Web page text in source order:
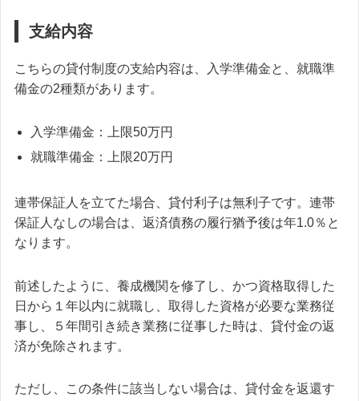
支給内容
こちらの貸付制度の支給内容は、入学準備金と、就職準
備金の2種類があります。
入学準備金：上限50万円
就職準備金：上限20万円
連帯保証人を立てた場合、貸付利子は無利子です。連帯
保証人なしの場合は、返済債務の履行猶予後は年1.0％と
なります。
前述したように、養成機関を修了し、かつ資格取得した
日から１年以内に就職し、取得した資格が必要な業務従
事し、５年間引き続き業務に従事した時は、貸付金の返
済が免除されます。
ただし、この条件に該当しない場合は、貸付金を返還す